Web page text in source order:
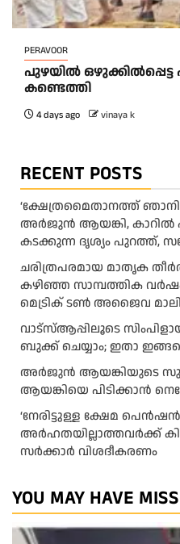
PERAVOOR
പുഴയിൽ
കണ്ടെത്തി
4 days ago vinaya k
RECENT POSTS
‘ക്ഷേത്രമൈതാനത്ത്
അർജുൻ ആയങ്കി, കാറിൽ
കടക്കുന്ന ദൃശ്യം പുറത്ത്,
ചരിത്രപരമായ മാതൃക
കഴിഞ്ഞ സാമ്പത്തിക വര്‍ഷം
മെട്രിക് ടണ്‍ അജൈവ
വാട്‌സ്ആപ്പിലൂടെ
ബുക്ക് ചെയ്യാം; ഇതാ
അർജുൻ ആയങ്കിയുടെ
ആയങ്കിയെ പിടിക്കാൻ
‘നേരിട്ടുള്ള ക്ഷേമ
അർഹതയില്ലാത്തവർക്ക്
സർക്കാ‍ർ വിശദീകരണം
YOU MAY HAVE